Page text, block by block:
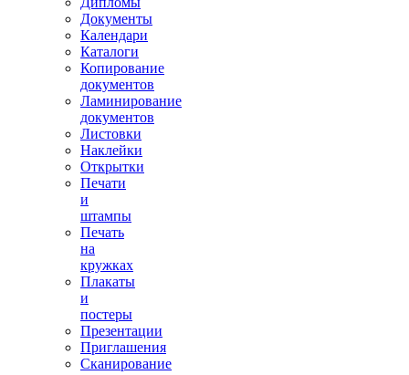
Документы
Календари
Каталоги
Копирование
документов
Ламинирование
документов
Листовки
Наклейки
Открытки
Печати
и
штампы
Печать
на
кружках
Плакаты
и
постеры
Презентации
Приглашения
Сканирование